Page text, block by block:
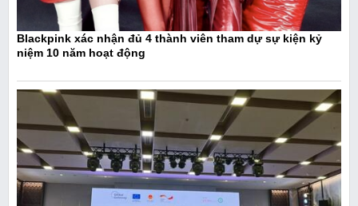
Blackpink xác nhận đủ 4 thành viên tham dự sự kiện kỷ
niệm 10 năm hoạt động